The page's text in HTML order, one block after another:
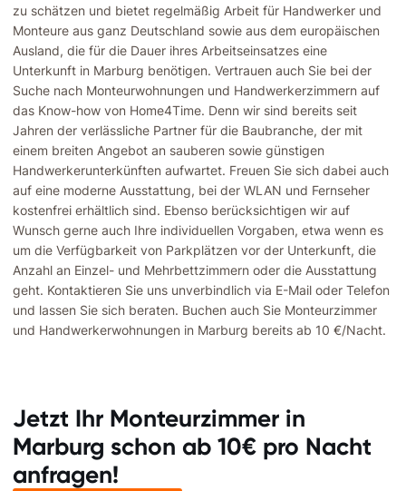
zu schätzen und bietet regelmäßig Arbeit für Handwerker und
Monteure aus ganz Deutschland sowie aus dem europäischen
Ausland, die für die Dauer ihres Arbeitseinsatzes eine
Unterkunft in Marburg benötigen. Vertrauen auch Sie bei der
Suche nach Monteurwohnungen und Handwerkerzimmern auf
das Know-how von Home4Time. Denn wir sind bereits seit
Jahren der verlässliche Partner für die Baubranche, der mit
einem breiten Angebot an sauberen sowie günstigen
Handwerkerunterkünften aufwartet. Freuen Sie sich dabei auch
auf eine moderne Ausstattung, bei der WLAN und Fernseher
kostenfrei erhältlich sind. Ebenso berücksichtigen wir auf
Wunsch gerne auch Ihre individuellen Vorgaben, etwa wenn es
um die Verfügbarkeit von Parkplätzen vor der Unterkunft, die
Anzahl an Einzel- und Mehrbettzimmern oder die Ausstattung
geht. Kontaktieren Sie uns unverbindlich via E-Mail oder Telefon
und lassen Sie sich beraten. Buchen auch Sie Monteurzimmer
und Handwerkerwohnungen in Marburg bereits ab 10 €/Nacht.
Jetzt Ihr Monteurzimmer in
Marburg schon ab 10€ pro Nacht
anfragen!